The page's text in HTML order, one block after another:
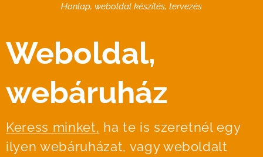
Honlap, weboldal készítés, tervezés
Weboldal,
webáruház
Keress minket, ha te is szeretnél egy
ilyen webáruházat, vagy weboldalt